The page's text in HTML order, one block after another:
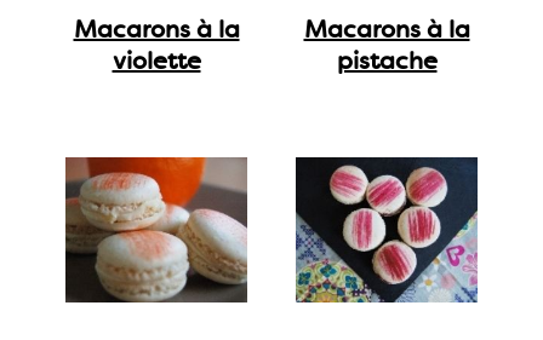
Macarons à la
violette
Macarons à la
pistache